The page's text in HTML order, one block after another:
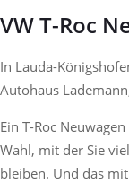
VW T-Roc
In Lauda-
Autohaus
Ein T-Roc
Wahl, mit der Sie
bleiben. Und das